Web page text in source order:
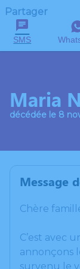
Partager
SMS
Maria
décédée le 8
Message
Chère
C’est avec
annonçons
survenu le